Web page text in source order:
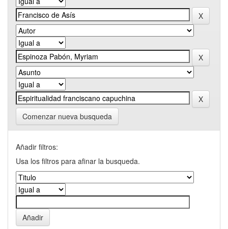
Comenzar nueva busqueda
Añadir filtros:
Usa los filtros para afinar la busqueda.